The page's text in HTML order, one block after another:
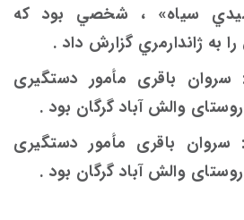
سياه» ، شخصي بود كه
به ژاندارمري گزارش داد .
باقری مأمور دستگیری
والش آباد گرگان بود .
سروان باقری مأمور دستگیری
والش آباد گرگان بود .